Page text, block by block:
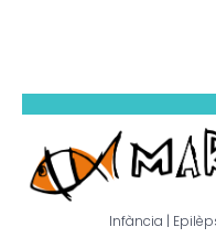
Infància |